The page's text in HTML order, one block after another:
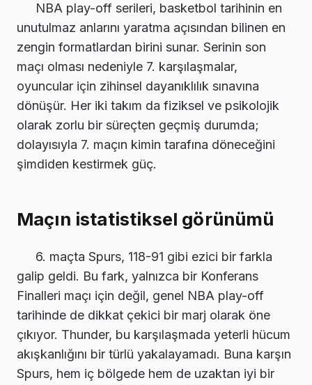
NBA play-off serileri, basketbol tarihinin en
unutulmaz anlarını yaratma açısından bilinen en
zengin formatlardan birini sunar. Serinin son
maçı olması nedeniyle 7. karşılaşmalar,
oyuncular için zihinsel dayanıklılık sınavına
dönüşür. Her iki takım da fiziksel ve psikolojik
olarak zorlu bir süreçten geçmiş durumda;
dolayısıyla 7. maçın kimin tarafına döneceğini
şimdiden kestirmek güç.
Maçın istatistiksel görünümü
6. maçta Spurs, 118-91 gibi ezici bir farkla
galip geldi. Bu fark, yalnızca bir Konferans
Finalleri maçı için değil, genel NBA play-off
tarihinde de dikkat çekici bir marj olarak öne
çıkıyor. Thunder, bu karşılaşmada yeterli hücum
akışkanlığını bir türlü yakalayamadı. Buna karşın
Spurs, hem iç bölgede hem de uzaktan iyi bir